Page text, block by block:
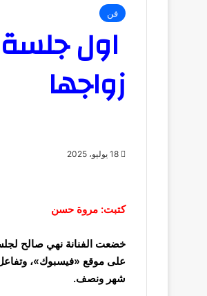
فن
اول
زواجها
18 يوليو، 2025
كتبت: مروة حسن
خضعت الفنانة نهي صالح
على موقع «فيسبوك»، وتفاعل
شهر ونصف.